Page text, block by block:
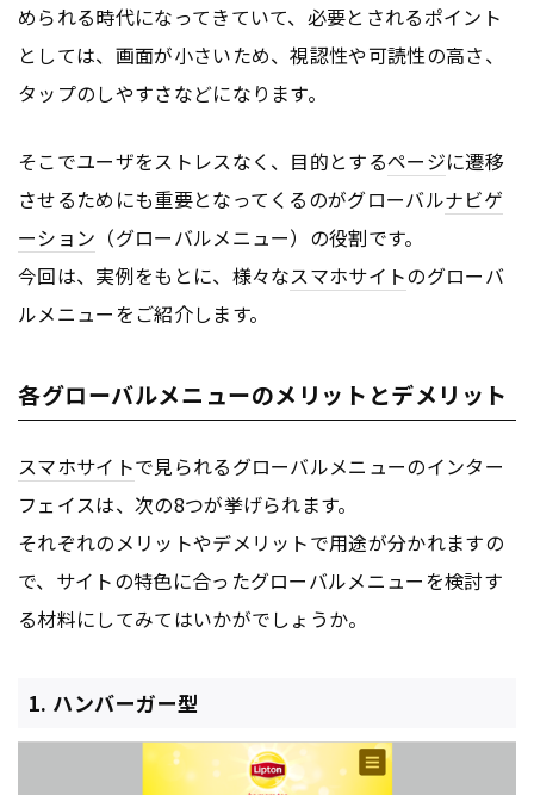
められる時代になってきていて、必要とされるポイント
としては、画面が小さいため、視認性や可読性の高さ、
タップのしやすさなどになります。
そこでユーザをストレスなく、目的とするページに遷移
させるためにも重要となってくるのがグローバルナビゲ
ーション （グローバルメニュー）の役割です。
今回は、実例をもとに、様々なスマホサイトのグローバ
ルメニューをご紹介します。
各グローバルメニューのメリットとデメリット
スマホサイトで見られるグローバルメニューのインター
フェイスは、次の8つが挙げられます。
それぞれのメリットやデメリットで用途が分かれますの
で、サイトの特色に合ったグローバルメニューを検討す
る材料にしてみてはいかがでしょうか。
1. ハンバーガー型